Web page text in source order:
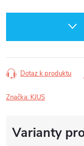
Dotaz k produktu
Značka: KJUS